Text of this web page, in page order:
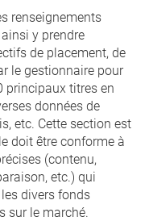
renseignements
y prendre
de placement, de
le gestionnaire pour
principaux titres en
données de
etc. Cette section est
doit être conforme à
(contenu,
etc.) qui
divers fonds
sur le marché.